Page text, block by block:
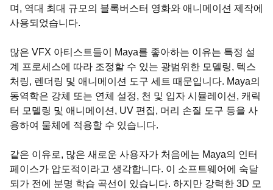
며, 역대 최대 규모의 블록버스터 영화와 애니메이션 제작에
사용되었습니다.
많은 VFX 아티스트들이 Maya를 좋아하는 이유는 특정 설
계 프로세스에 따라 조정할 수 있는 광범위한 모델링, 텍스
처링, 렌더링 및 애니메이션 도구 세트 때문입니다. Maya의
동역학은 강체 또는 연체 설정, 천 및 입자 시뮬레이션, 캐릭
터 모델링 및 애니메이션, UV 편집, 머리 손질 도구 등을 사
용하여 물체에 적용할 수 있습니다.
같은 이유로, 많은 새로운 사용자가 처음에는 Maya의 인터
페이스가 압도적이라고 생각합니다. 이 소프트웨어에 숙달
되가 전에 분명 학습 곡선이 있습니다. 하지만 강력한 3D 모